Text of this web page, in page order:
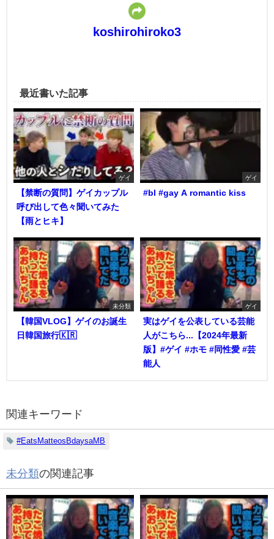
koshirohiroko3
最近書いた記事
ゲイ
【禁断の質問】ゲイカップル
呼び出して色々聞いてみた
【雨とヒキ】
ゲイ
#bl #gay A romantic kiss
未分類
【韓国VLOG】ゲイのお誕生
日韓国旅行🇰🇷
ゲイ
実はゲイを公表している芸能
人がこちら...【2024年最新
版】#ゲイ #ホモ #同性愛 #芸
能人
関連キーワード
#EatsMatteosBdaysaMB
未分類の関連記事